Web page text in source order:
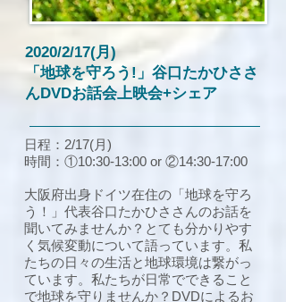
2020/2/17(月)
「地球を守ろう!」谷口たかひささ
んDVDお話会上映会+シェア
日程： 2/17(月)
時間：①10:30-13:00 or ②14:30-17:00
大阪府出身ドイツ在住の「地球を守ろ
う！」代表谷口たかひささんのお話を
聞いてみませんか？とても分かりやす
く気候変動について語っています。私
たちの日々の生活と地球環境は繋がっ
ています。私たちが日常でできること
で地球を守りませんか？DVDによるお